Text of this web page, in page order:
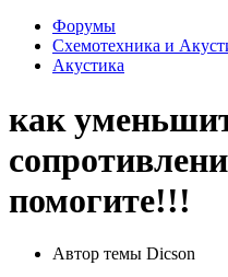
Форумы
Схемотехника и
Акустика
как
помогите!!!
Автор темы Dicson